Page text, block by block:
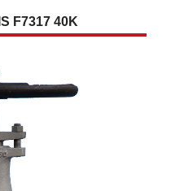
F7317 40K